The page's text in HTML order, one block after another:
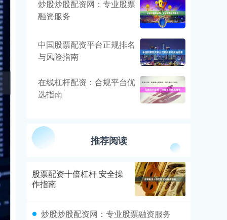
炒股炒股配资网：专业股票
融资服务
中国股票配资平台正规排名
与风险指南
在线杠杆配资：合规平台优
选指南
推荐阅读
股票配资十倍杠杆 安全操
作指南
炒股炒股配资网：专业股票融资服务